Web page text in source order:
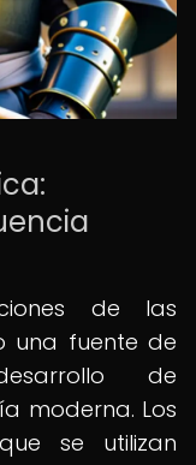
de las
una fuente de
de
moderna. Los
se utilizan